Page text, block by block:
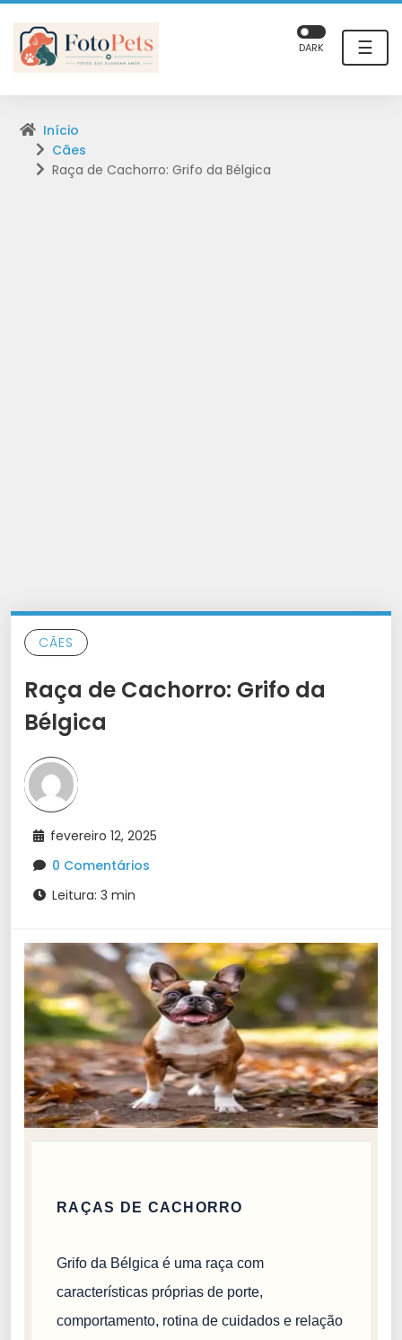
☰
DARK
Início
Cães
Raça de Cachorro: Grifo da Bélgica
CÃES
Raça de Cachorro: Grifo da
Bélgica
fevereiro 12, 2025
0 Comentários
Leitura: 3 min
RAÇAS DE CACHORRO
Grifo da Bélgica é uma raça com
características próprias de porte,
comportamento, rotina de cuidados e relação